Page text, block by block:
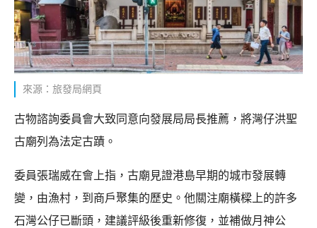
來源：旅發局網頁
古物諮詢委員會大致同意向發展局局長推薦，將灣仔洪聖
古廟列為法定古蹟。
委員張瑞威在會上指，古廟見證港島早期的城市發展轉
變，由漁村，到商戶聚集的歷史。他關注廟橫樑上的許多
石灣公仔已斷頭，建議評級後重新修復，並補做月神公